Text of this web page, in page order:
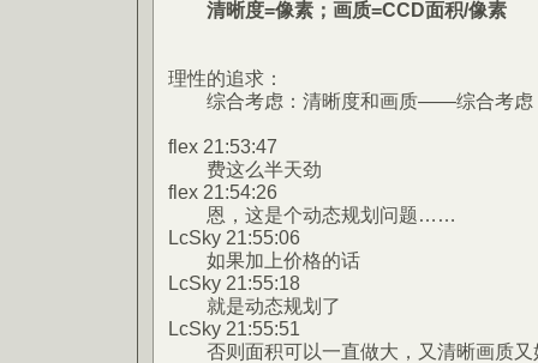
清晰度=像素；画质=CCD面积/像素
理性的追求：
综合考虑：清晰度和画质——综合考虑
flex 21:53:47
费这么半天劲
flex 21:54:26
恩，这是个动态规划问题……
LcSky 21:55:06
如果加上价格的话
LcSky 21:55:18
就是动态规划了
LcSky 21:55:51
否则面积可以一直做大，又清晰画质又